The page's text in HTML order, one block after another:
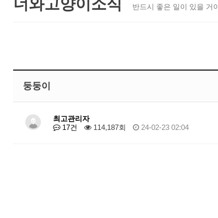
너와고양이소식 반드시 좋은 일이 있을 거
둥둥이
최고관리자
17건
114,187회 24-02-23 02:04